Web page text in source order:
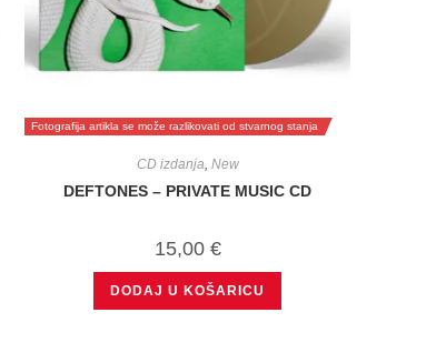
Fotografija artikla se može razlikovati od stvarnog stanja
CD izdanja New
DEFTONES – PRIVATE MUSIC CD
15,00 €
DODAJ U KOŠARICU